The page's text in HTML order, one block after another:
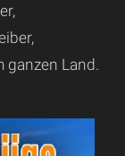
ganzen Land.